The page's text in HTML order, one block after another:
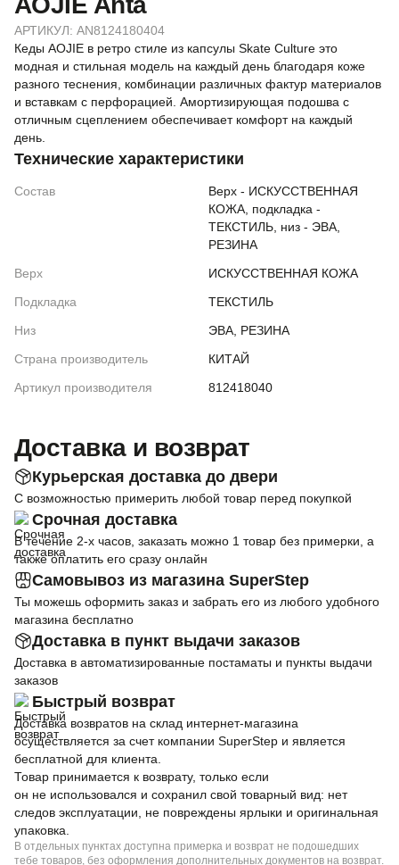
АРТИКУЛ: AN8124180404
Кеды AOJIE в ретро стиле из капсулы Skate Culture это
модная и стильная модель на каждый день благодаря коже
разного теснения, комбинации различных фактур материалов
и вставкам с перфорацией. Амортизирующая подошва с
отличным сцеплением обеспечивает комфорт на каждый
день.
Технические характеристики
Состав
Верх - ИСКУССТВЕННАЯ
КОЖА, подкладка -
ТЕКСТИЛЬ, низ - ЭВА,
РЕЗИНА
Верх
ИСКУССТВЕННАЯ КОЖА
Подкладка
ТЕКСТИЛЬ
Низ
ЭВА, РЕЗИНА
Страна производитель
КИТАЙ
Артикул производителя
812418040
Доставка и возврат
Курьерская доставка до двери
С возможностью примерить любой товар перед покупкой
Срочная доставка
В течение 2-х часов, заказать можно 1 товар без примерки, а
также оплатить его сразу онлайн
Самовывоз из магазина SuperStep
Ты можешь оформить заказ и забрать его из любого удобного
магазина бесплатно
Доставка в пункт выдачи заказов
Доставка в автоматизированные постаматы и пункты выдачи
заказов
Быстрый возврат
Доставка возвратов на склад интернет-магазина
осуществляется за счет компании SuperStep и является
бесплатной для клиента.
Товар принимается к возврату, только если
он не использовался и сохранил свой товарный вид: нет
следов эксплуатации, не повреждены ярлыки и оригинальная
упаковка.
В отдельных пунктах доступна примерка и возврат не подошедших
тебе товаров, без оформления дополнительных документов на возврат.